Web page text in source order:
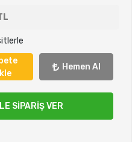
Hemen Al
SİPARİŞ VER